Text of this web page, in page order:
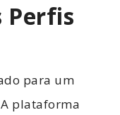
Perfis
para um
plataforma